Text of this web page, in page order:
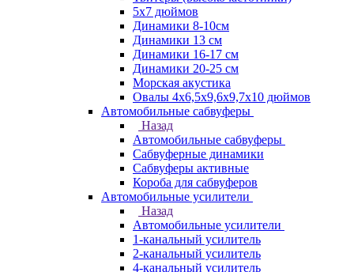
5x7 дюймов
Динамики 8-10см
Динамики 13 см
Динамики 16-17 см
Динамики 20-25 см
Морская акустика
Овалы 4х6,5х9,6x9,7х10 дюймов
Автомобильные сабвуферы
Назад
Автомобильные сабвуферы
Сабвуферные динамики
Сабвуферы активные
Короба для сабвуферов
Автомобильные усилители
Назад
Автомобильные усилители
1-канальный усилитель
2-канальный усилитель
4-канальный усилитель